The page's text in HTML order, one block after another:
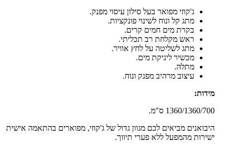
ג'קוזי מפואר בעל סילון עיסוי מפנק.
מתג קל ונוח לשינוי פונקציות.
בקרת מים חמים קרים.
ראש מקלחת רב תכליתי.
מתג לשליטה על לחץ אוויר.
מכשיר ליניקת מים.
מתלה.
עיצוב מרהיב מפנק ונוח.
מידות:
1360/1360/700 ס"מ.
היבואנים מביאים לכם מגוון גדול של ג'קוזי, מפוארים בהתאמה אישית
ישירות מהמפעל ללא פערי תיווך.